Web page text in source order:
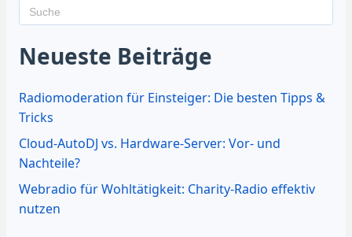
Neueste Beiträge
Radiomoderation für Einsteiger: Die besten Tipps &
Tricks
Cloud-AutoDJ vs. Hardware-Server: Vor- und
Nachteile?
Webradio für Wohltätigkeit: Charity-Radio effektiv
nutzen